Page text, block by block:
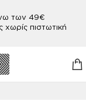
των 49€
χωρίς πιστωτική
/ΛΕΥΚΑ ΕΙΔΗ